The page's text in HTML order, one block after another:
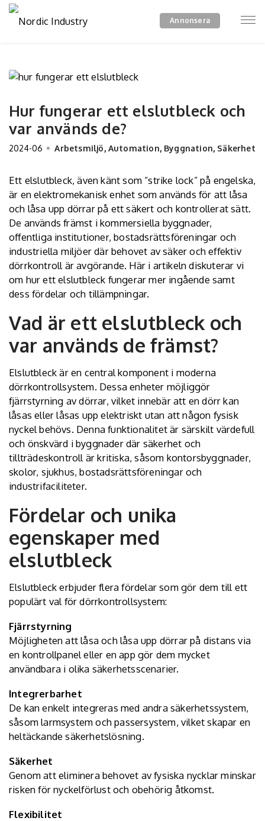
Annonsera
Hur fungerar ett elslutbleck och
var används de?
2024-06 Arbetsmiljö, Automation, Byggnation, Säkerhet
Ett elslutbleck, även känt som ”strike lock” på engelska,
är en elektromekanisk enhet som används för att låsa
och låsa upp dörrar på ett säkert och kontrollerat sätt.
De används främst i kommersiella byggnader,
offentliga institutioner, bostadsrättsföreningar och
industriella miljöer där behovet av säker och effektiv
dörrkontroll är avgörande. Här i artikeln diskuterar vi
om hur ett elslutbleck fungerar mer ingående samt
dess fördelar och tillämpningar.
Vad är ett elslutbleck och
var används de främst?
Elslutbleck är en central komponent i moderna
dörrkontrollsystem. Dessa enheter möjliggör
fjärrstyrning av dörrar, vilket innebär att en dörr kan
låsas eller låsas upp elektriskt utan att någon fysisk
nyckel behövs. Denna funktionalitet är särskilt värdefull
och önskvärd i byggnader där säkerhet och
tillträdeskontroll är kritiska, såsom kontorsbyggnader,
skolor, sjukhus, bostadsrättsföreningar och
industrifaciliteter.
Fördelar och unika
egenskaper med
elslutbleck
Elslutbleck erbjuder flera fördelar som gör dem till ett
populärt val för dörrkontrollsystem:
Fjärrstyrning
Möjligheten att låsa och låsa upp dörrar på distans via
en kontrollpanel eller en app gör dem mycket
användbara i olika säkerhetsscenarier.
Integrerbarhet
De kan enkelt integreras med andra säkerhetssystem,
såsom larmsystem och passersystem, vilket skapar en
heltäckande säkerhetslösning.
Säkerhet
Genom att eliminera behovet av fysiska nycklar minskar
risken för nyckelförlust och obehörig åtkomst.
Flexibilitet